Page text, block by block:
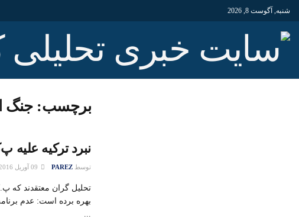
شنبه, آگوست 8, 2026
برچسب:جنگ
نبرد ترکیه
توسط PAREZ
تحلیل گران معتقدند که
بهره برده است: عدم
...